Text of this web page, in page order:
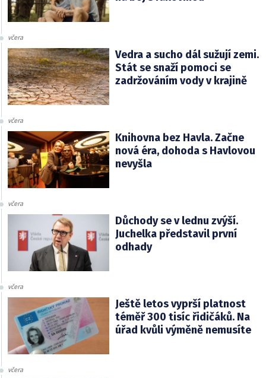
včera
Vedra a sucho dál sužují zemi.
Stát se snaží pomoci se
zadržováním vody v krajině
včera
Knihovna bez Havla. Začne
nová éra, dohoda s Havlovou
nevyšla
včera
Důchody se v lednu zvýší.
Juchelka představil první
odhady
včera
Ještě letos vyprší platnost
téměř 300 tisíc řidičáků. Na
úřad kvůli výměně nemusíte
včera